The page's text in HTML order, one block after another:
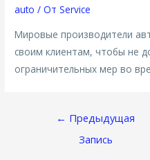
auto / От Service
Мировые производители
своим клиентам, чтобы не
ограничительных мер во
Навигация
Записям
← Предыдущая
Запись